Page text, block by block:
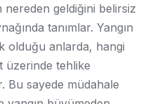
nereden geldiğini belirsiz
tanımlar. Yangın
olduğu anlarda, hangi
üzerinde tehlike
Bu sayede müdahale